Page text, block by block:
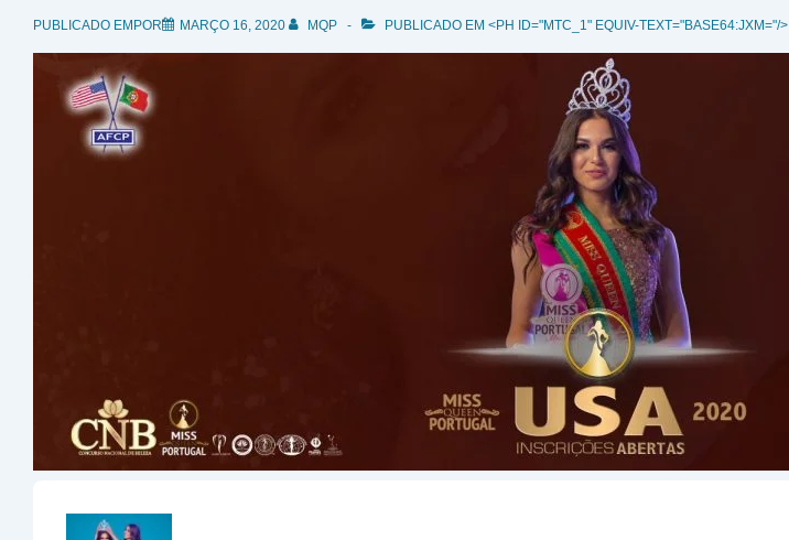
PUBLICADO EMPOR MARÇO 16, 2020 MQP PUBLICADO EM <PH ID="MTC_1" EQUIV-TEXT="BASE64:JXM="/>